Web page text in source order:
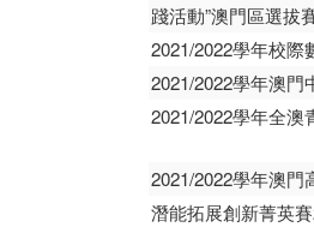
踐活動”澳門區選拔
2021/2022學年校際
2021/2022學年澳門
2021/2022學年全
2021/2022學年澳門
潛能拓展創新菁英